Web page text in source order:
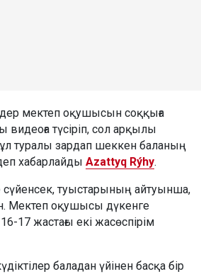
мектеп оқушысын соққыға
видеоға түсіріп, сол арқылы
туралы зардап шеккен баланың
хабарлайды Azattyq Rýhy.
сүйенсек, туыстарының айтуынша,
Мектеп оқушысы дүкенге
17 жастағы екі жасөспірім
баладан үйінен басқа бір